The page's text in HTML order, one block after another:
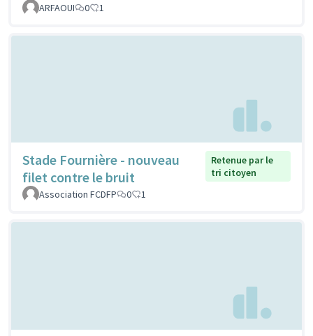
ARFAOUI
0 1
Stade Fournière - nouveau
filet contre le bruit
Retenue par le
tri citoyen
Association FCDFP
0 1